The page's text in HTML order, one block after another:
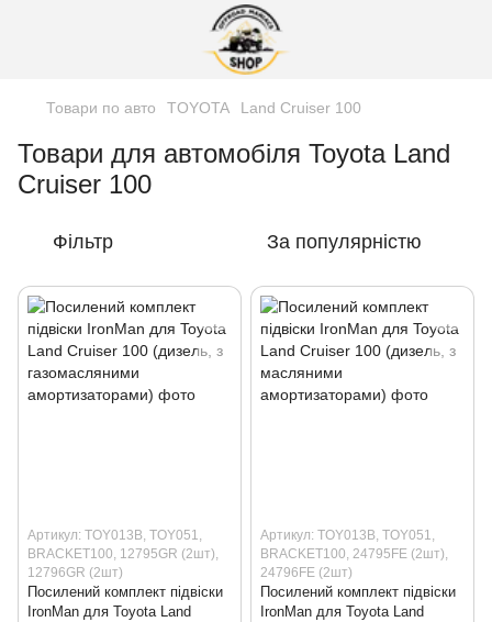
Товари по авто TOYOTA Land Cruiser 100
Товари для автомобіля Toyota Land
Cruiser 100
Фільтр За популярністю
Артикул: TOY013B, TOY051,
BRACKET100, 12795GR (2шт),
12796GR (2шт)
Посилений комплект підвіски
IronMan для Toyota Land
Артикул: TOY013B, TOY051,
BRACKET100, 24795FE (2шт),
24796FE (2шт)
Посилений комплект підвіски
IronMan для Toyota Land